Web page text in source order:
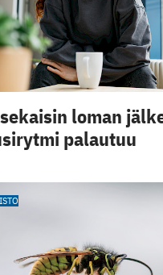
loman
palautuu